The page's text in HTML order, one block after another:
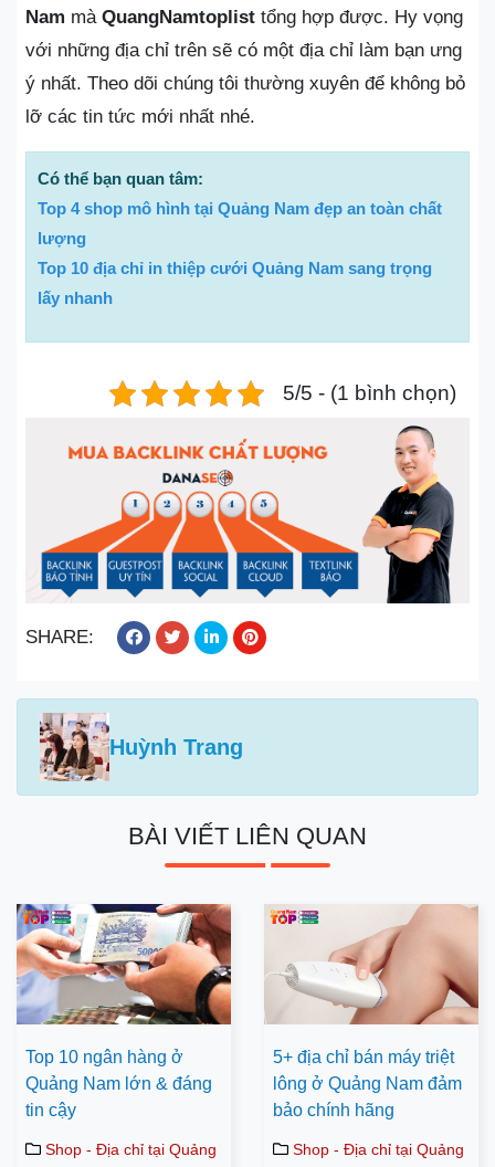
Nam mà QuangNamtoplist tổng hợp được. Hy vọng
với những địa chỉ trên sẽ có một địa chỉ làm bạn ưng
ý nhất. Theo dõi chúng tôi thường xuyên để không bỏ
lỡ các tin tức mới nhất nhé.
Có thể bạn quan tâm:
Top 4 shop mô hình tại Quảng Nam đẹp an toàn chất
lượng
Top 10 địa chỉ in thiệp cưới Quảng Nam sang trọng
lấy nhanh
5/5 - (1 bình chọn)
SHARE:
Huỳnh Trang
BÀI VIẾT LIÊN QUAN
Top 10 ngân hàng ở
Quảng Nam lớn & đáng
tin cậy
Shop - Địa chỉ tại Quảng
5+ địa chỉ bán máy triệt
lông ở Quảng Nam đảm
bảo chính hãng
Shop - Địa chỉ tại Quảng